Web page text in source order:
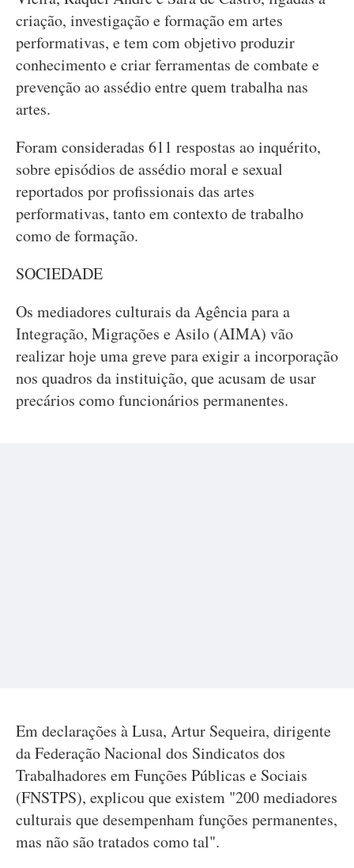
criação, investigação e formação em artes
performativas, e tem com objetivo produzir
conhecimento e criar ferramentas de combate e
prevenção ao assédio entre quem trabalha nas
artes.
Foram consideradas 611 respostas ao inquérito,
sobre episódios de assédio moral e sexual
reportados por profissionais das artes
performativas, tanto em contexto de trabalho
como de formação.
SOCIEDADE
Os mediadores culturais da Agência para a
Integração, Migrações e Asilo (AIMA) vão
realizar hoje uma greve para exigir a incorporação
nos quadros da instituição, que acusam de usar
precários como funcionários permanentes.
Em declarações à Lusa, Artur Sequeira, dirigente
da Federação Nacional dos Sindicatos dos
Trabalhadores em Funções Públicas e Sociais
(FNSTPS), explicou que existem "200 mediadores
culturais que desempenham funções permanentes,
mas não são tratados como tal".